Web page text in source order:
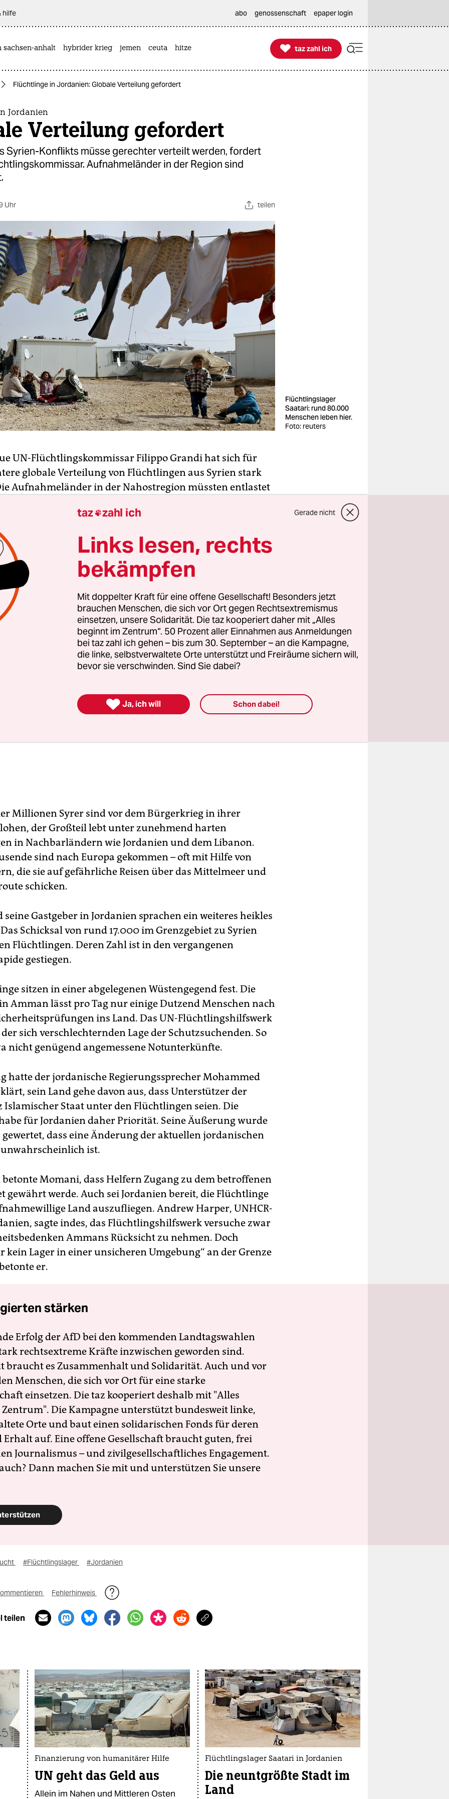
hilfe abo genossenschaft epaper login
sachsen-anhalt hybrider krieg jemen ceuta hitze 
taz zahl ich
taz zahl ich
Flüchtlinge in Jordanien: Globale Verteilung gefordert
Jordanien
Verteilung gefordert
Syrien-Konflikts müsse gerechter verteilt werden, fordert
Aufnahmeländer in der Region sind
Uhr teilen
Flüchtlingslager
Saatari: rund 80.000
Menschen leben hier.
Foto: reuters
UN-Flüchtlingskommissar Filippo Grandi hat sich für
globale Verteilung von Flüchtlingen aus Syrien stark
Aufnahmeländer in der Nahostregion müssten entlastet
Saatari in Jordanien. Zuvor war er in der Hauptstadt
König Abdullah II. zusammengetroffen.
von Flüchtlingen „müssen wir viel ambitionierter
Grandi. Nötig sei nun eine bessere internationale
Es sei auch an der Zeit, Flüchtlingen legale Wege zu
Aufnahmeländer zu verlassen, sagte Grandi.
Millionen Syrer sind vor dem Bürgerkrieg in ihrer
der Großteil lebt unter zunehmend harten
in Nachbarländern wie Jordanien und dem Libanon.
sind nach Europa gekommen – oft mit Hilfe von
die sie auf gefährliche Reisen über das Mittelmeer und
schicken.
Gastgeber in Jordanien sprachen ein weiteres heikles
Schicksal von rund 17.000 im Grenzgebiet zu Syrien
Flüchtlingen. Deren Zahl ist in den vergangenen
gestiegen.
sitzen in einer abgelegenen Wüstengegend fest. Die
Amman lässt pro Tag nur einige Dutzend Menschen nach
ins Land. Das UN-Flüchtlingshilfswerk
sich verschlechternden Lage der Schutzsuchenden. So
nicht genügend angemessene Notunterkünfte.
hatte der jordanische Regierungssprecher Mohammed
sein Land gehe davon aus, dass Unterstützer der
Staat unter den Flüchtlingen seien. Die
für Jordanien daher Priorität. Seine Äußerung wurde
gewertet, dass eine Änderung der aktuellen jordanischen
ist.
Momani, dass Helfern Zugang zu dem betroffenen
gewährt werde. Auch sei Jordanien bereit, die Flüchtlinge
Land auszufliegen. Andrew Harper, UNHCR-
sagte indes, das Flüchtlingshilfswerk versuche zwar
Ammans Rücksicht zu nehmen. Doch
kein Lager in einer unsicheren Umgebung“ an der Grenze
er.
stärken
Erfolg der AfD bei den kommenden Landtagswahlen
rechtsextreme Kräfte inzwischen geworden sind.
braucht es Zusammenhalt und Solidarität. Auch und vor
Menschen, die sich vor Ort für eine starke
einsetzen. Die taz kooperiert deshalb mit "Alles
Die Kampagne unterstützt bundesweit linke,
Orte und baut einen solidarischen Fonds für deren
Erhalt auf. Eine offene Gesellschaft braucht guten, frei
Journalismus – und zivilgesellschaftliches Engagement.
Dann machen Sie mit und unterstützen Sie unsere
#Flüchtlingslager #Jordanien
Fehlerhinweis
teilen
Finanzierung von humanitärer Hilfe
UN geht das Geld aus
Allein im Nahen und Mittleren Osten
Flüchtlingslager Saatari in Jordanien
Die neuntgrößte Stadt im
Land
taz zahl ich Gerade nicht
Links lesen, rechts
bekämpfen
Mit doppelter Kraft für eine offene Gesellschaft! Besonders jetzt
brauchen Menschen, die sich vor Ort gegen Rechtsextremismus
einsetzen, unsere Solidarität. Die taz kooperiert daher mit „Alles
beginnt im Zentrum“. 50 Prozent aller Einnahmen aus Anmeldungen
bei taz zahl ich gehen – bis zum 30. September – an die Kampagne,
die linke, selbstverwaltete Orte unterstützt und Freiräume sichern will,
bevor sie verschwinden. Sind Sie dabei?
 Ja, ich will Schon dabei!